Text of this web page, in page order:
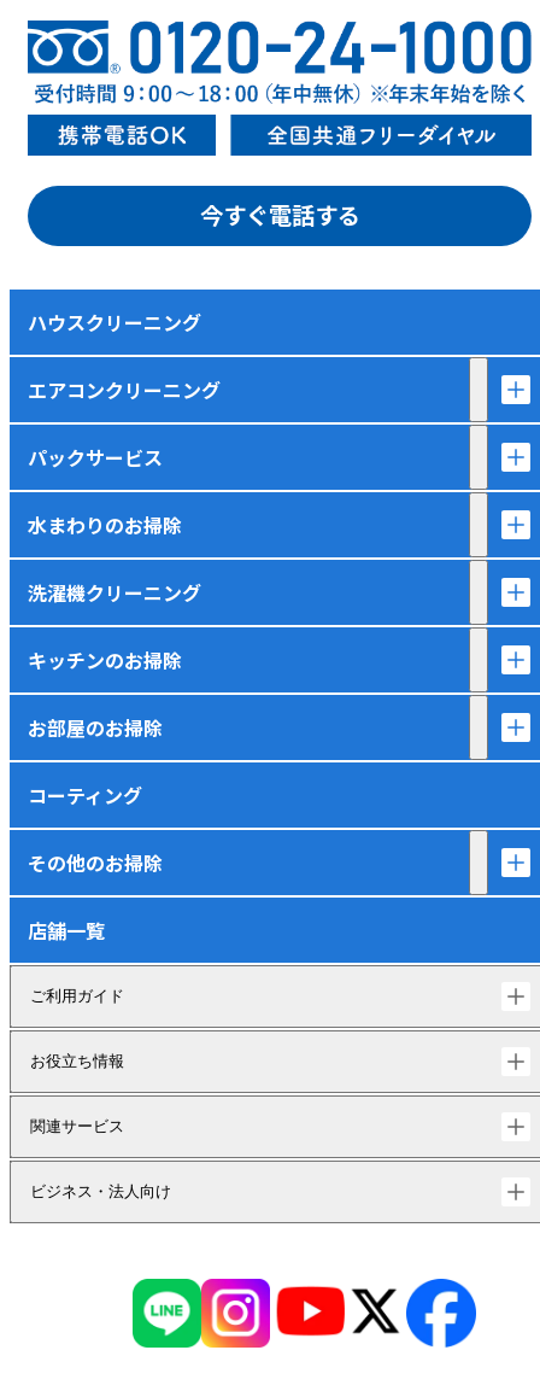
今すぐ電話する
ハウスクリーニング
エアコンクリーニング
パックサービス
水まわりのお掃除
洗濯機クリーニング
キッチンのお掃除
お部屋のお掃除
コーティング
その他のお掃除
店舗一覧
ご利用ガイド
お役立ち情報
関連サービス
ビジネス・法人向け